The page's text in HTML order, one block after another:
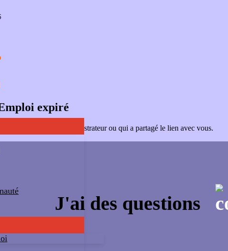
expiré
contacter l'administrateur ou qui a partagé le lien avec vous.
J'ai des questions